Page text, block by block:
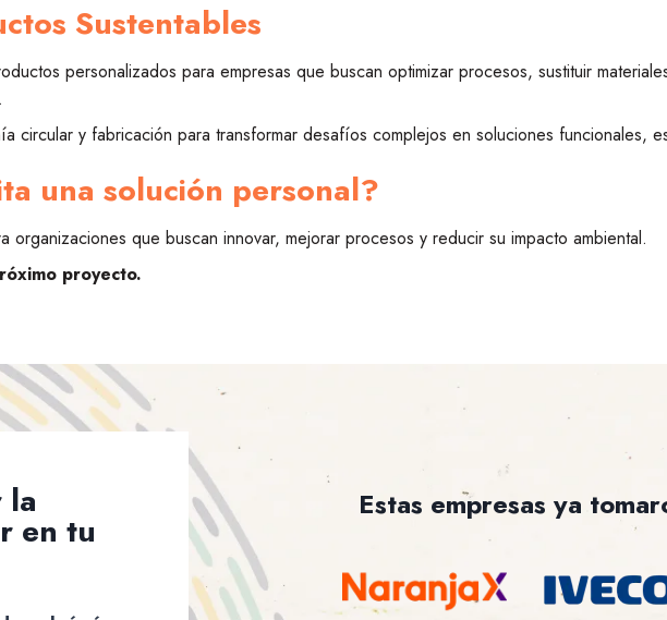
Sustentables
personalizados para empresas que buscan optimizar procesos, sustituir
circular y fabricación para transformar desafíos complejos en soluciones funcionales,
una solución personal?
organizaciones que buscan innovar, mejorar procesos y reducir su impacto ambiental.
proyecto.
la
en tu
Estas empresas ya